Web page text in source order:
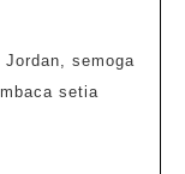
semoga
setia